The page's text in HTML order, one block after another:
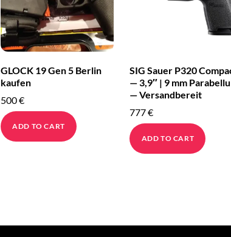
GLOCK 19 Gen 5 Berlin
kaufen
500€
ADD TO CART
SIG Sauer P320
— 3,9″ | 9 mm
— Versandbereit
777€
ADD TO CART